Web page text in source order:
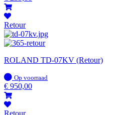
Retour
ROLAND TD-07KV (Retour)
Op
voorraad
Op voorraad
€ 950,00
Retour